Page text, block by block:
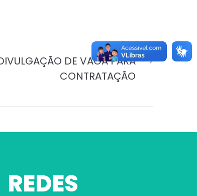
PRÓXIMO
DE VAGA PARA
CONTRATAÇÃO
REDES